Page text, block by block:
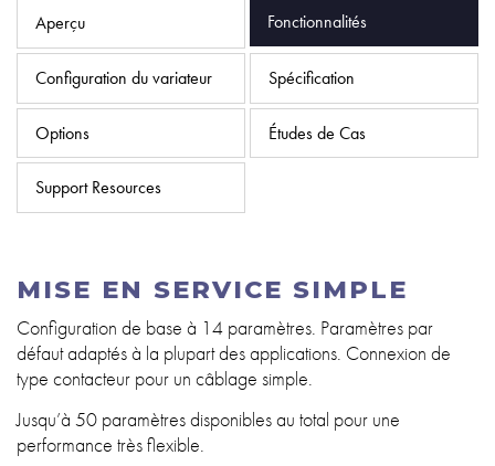
Aperçu Fonctionnalités
Configuration du variateur Spécification
Options Études de Cas
Support Resources
MISE EN SERVICE SIMPLE
Configuration de base à 14 paramètres. Paramètres par
défaut adaptés à la plupart des applications. Connexion de
type contacteur pour un câblage simple.
Jusqu’à 50 paramètres disponibles au total pour une
performance très flexible.